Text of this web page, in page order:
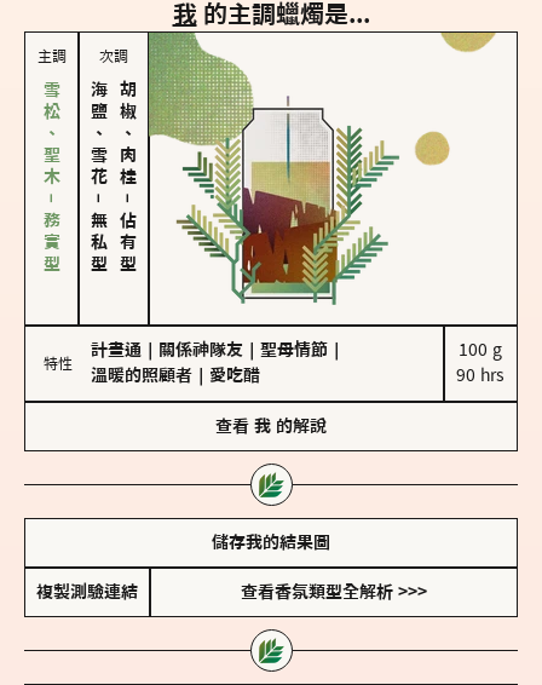
我 的主調蠟燭是...
主調
雪松、聖木－務實型
次調
海鹽、雪花
－
無私型
胡椒、肉桂
－
佔有型
特性
計畫通 關係神隊友 聖母情節
溫暖的照顧者
愛吃醋
100 g
90 hrs
查看 我 的解說
儲存我的結果圖
複製測驗連結 查看香氛類型全解析 >>>